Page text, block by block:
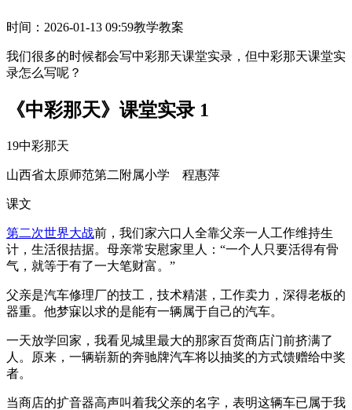
时间：2026-01-13 09:59教学教案
我们很多的时候都会写中彩那天课堂实录，但中彩那天课堂实
录怎么写呢？
《中彩那天》课堂实录 1
19中彩那天
山西省太原师范第二附属小学 程惠萍
课文
第二次世界大战前，我们家六口人全靠父亲一人工作维持生
计，生活很拮据。母亲常安慰家里人：“一个人只要活得有骨
气，就等于有了一大笔财富。”
父亲是汽车修理厂的技工，技术精湛，工作卖力，深得老板的
器重。他梦寐以求的是能有一辆属于自己的汽车。
一天放学回家，我看见城里最大的那家百货商店门前挤满了
人。原来，一辆崭新的奔驰牌汽车将以抽奖的方式馈赠给中奖
者。
当商店的扩音器高声叫着我父亲的名字，表明这辆车已属于我